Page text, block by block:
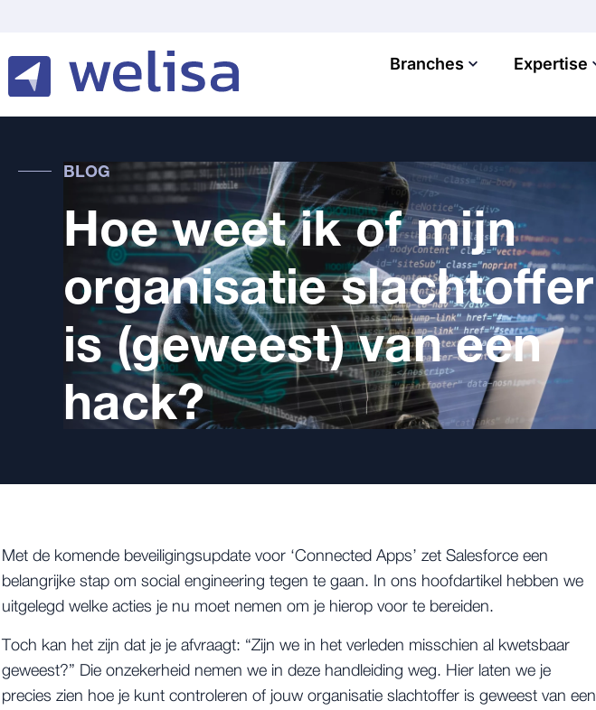
Branches Expertise
BLOG
Hoe weet ik of mijn
organisatie slachtoffer
is (geweest) van een
hack?
Met de komende beveiligingsupdate voor ‘Connected Apps’ zet Salesforce een
belangrijke stap om social engineering tegen te gaan. In ons hoofdartikel hebben we
uitgelegd welke acties je nu moet nemen om je hierop voor te bereiden.
Toch kan het zijn dat je je afvraagt: “Zijn we in het verleden misschien al kwetsbaar
geweest?” Die onzekerheid nemen we in deze handleiding weg. Hier laten we je
precies zien hoe je kunt controleren of jouw organisatie slachtoffer is geweest van een